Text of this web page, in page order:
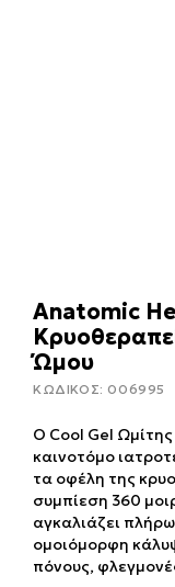
Anatomic
Ώμου
ΚΩΔΙΚΟΣ: 006995
Ο Cool Gel
καινοτόμο
τα οφέλη της
συμπίεση 360
αγκαλιάζει
ομοιόμορφη
πόνους,